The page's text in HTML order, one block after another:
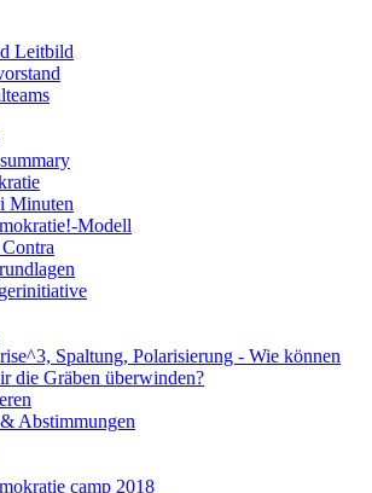
Leitbild
Minuten
Modell
Spaltung, Polarisierung - Wie können
die Gräben überwinden?
Abstimmungen
camp 2018